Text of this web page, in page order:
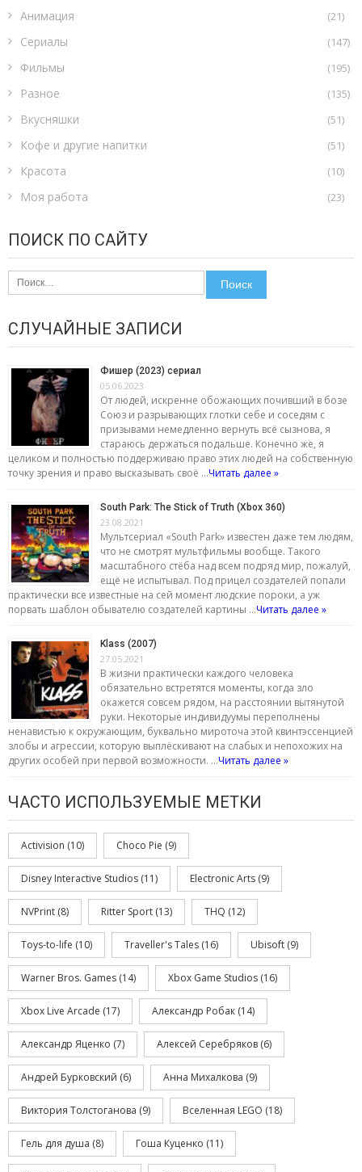
Анимация (21)
Сериалы (147)
Фильмы (195)
Разное (135)
Вкусняшки (51)
Кофе и другие напитки (51)
Красота (10)
Моя работа (23)
ПОИСК ПО САЙТУ
Найти:
СЛУЧАЙНЫЕ ЗАПИСИ
Фишер (2023) сериал
05.06.2023
От людей, искренне обожающих почивший в бозе
Союз и разрывающих глотки себе и соседям с
призывами немедленно вернуть всё сызнова, я
стараюсь держаться подальше. Конечно же, я
целиком и полностью поддерживаю право этих людей на собственную
точку зрения и право высказывать своё …Читать далее »
South Park: The Stick of Truth (Xbox 360)
23.08.2021
Мультсериал «South Park» известен даже тем людям,
что не смотрят мультфильмы вообще. Такого
масштабного стёба над всем подряд мир, пожалуй,
ещё не испытывал. Под прицел создателей попали
практически все известные на сей момент людские пороки, а уж
порвать шаблон обывателю создателей картины …Читать далее »
Klass (2007)
27.05.2021
В жизни практически каждого человека
обязательно встретятся моменты, когда зло
окажется совсем рядом, на расстоянии вытянутой
руки. Некоторые индивидуумы переполнены
ненавистью к окружающим, буквально мироточа этой квинтэссенцией
злобы и агрессии, которую выплёскивают на слабых и непохожих на
других особей при первой возможности. …Читать далее »
ЧАСТО ИСПОЛЬЗУЕМЫЕ МЕТКИ
Activision (10) Choco Pie (9)
Disney Interactive Studios (11) Electronic Arts (9)
NVPrint (8) Ritter Sport (13) THQ (12)
Toys-to-life (10) Traveller's Tales (16) Ubisoft (9)
Warner Bros. Games (14) Xbox Game Studios (16)
Xbox Live Arcade (17) Александр Робак (14)
Александр Яценко (7) Алексей Серебряков (6)
Андрей Бурковский (6) Анна Михалкова (9)
Виктория Толстоганова (9) Вселенная LEGO (18)
Гель для душа (8) Гоша Куценко (11)